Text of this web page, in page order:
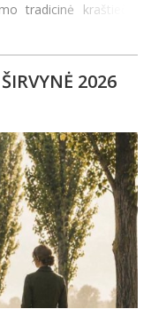
tradicinė kraštiečių
PROGRAMA 16:00
|
2026